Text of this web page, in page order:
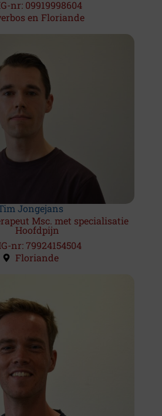
nr: 09919998604
en Floriande
Jongejans
Msc. met specialisatie
Hoofdpijn
nr: 79924154504
Floriande